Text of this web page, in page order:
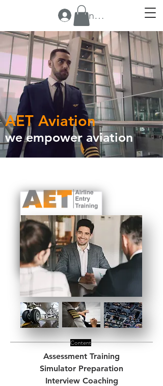
Anmelden
AET Aviation
we empower aviation
Content
Assessment Training
Simulator Preparation
Interview Coaching